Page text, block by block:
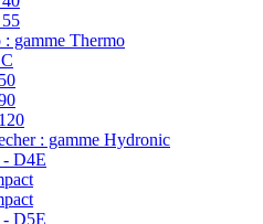
: gamme Thermo
: gamme Hydronic
D4E
D5E